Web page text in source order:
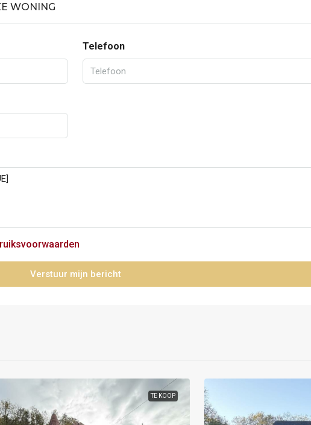
WONING
Telefoon
Verstuur mijn bericht
TE KOOP